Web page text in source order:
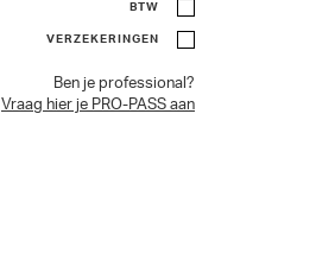
BTW
VERZEKERINGEN
Ben je professional?
Vraag hier je PRO-PASS aan